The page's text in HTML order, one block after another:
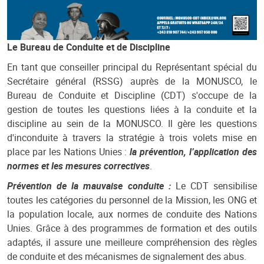
Le Bureau de Conduite et de Discipline
En tant que conseiller principal du Représentant spécial du
Secrétaire général (RSSG) auprès de la MONUSCO, le
Bureau de Conduite et Discipline (CDT) s'occupe de la
gestion de toutes les questions liées à la conduite et la
discipline au sein de la MONUSCO. Il gère les questions
d'inconduite à travers la stratégie à trois volets mise en
place par les Nations Unies :la prévention, l’application des
normes et les mesures correctives.
Prévention de la mauvaise conduite :Le CDT sensibilise
toutes les catégories du personnel de la Mission, les ONG et
la population locale, aux normes de conduite des Nations
Unies. Grâce à des programmes de formation et des outils
adaptés, il assure une meilleure compréhension des règles
de conduite et des mécanismes de signalement des abus.